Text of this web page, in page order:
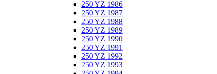
250 YZ 1986
250 YZ 1987
250 YZ 1988
250 YZ 1989
250 YZ 1990
250 YZ 1991
250 YZ 1992
250 YZ 1993